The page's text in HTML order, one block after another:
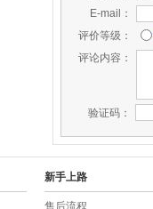
E-mail：
评价等级：
评论内容：
验证码：
新手上路
售后流程